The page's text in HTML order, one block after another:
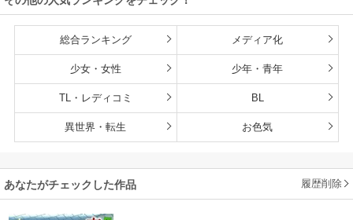
総合ランキング メディア化
少女・女性 少年・青年
TL・レディコミ BL
異世界・転生 お色気
あなたがチェックした作品 履歴削除